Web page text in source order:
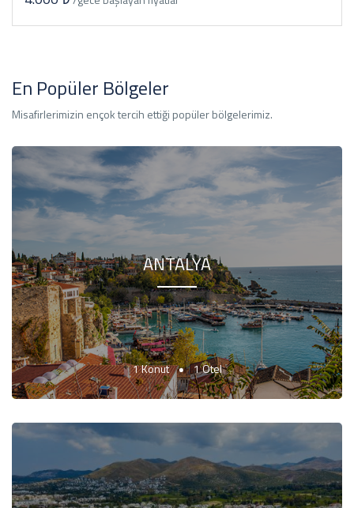
En Popüler Bölgeler
Misafirlerimizin ençok tercih ettiği popüler bölgelerimiz.
ANTALYA
1 Konut 1 Otel